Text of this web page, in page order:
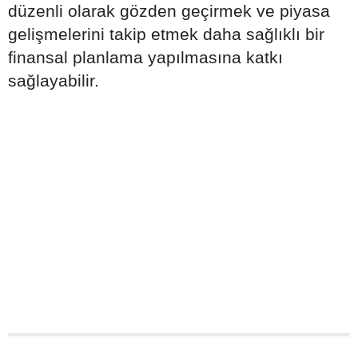
düzenli olarak gözden geçirmek ve piyasa
gelişmelerini takip etmek daha sağlıklı bir
finansal planlama yapılmasına katkı
sağlayabilir.